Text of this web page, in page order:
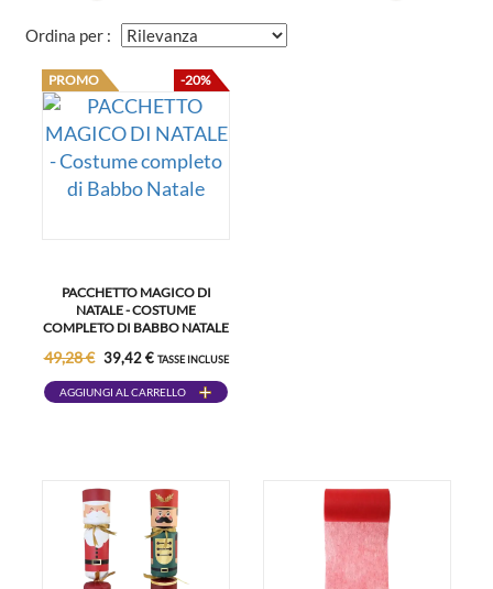
Ordina per :
PROMO -20%
PACCHETTO MAGICO DI
NATALE - COSTUME
COMPLETO DI BABBO NATALE
49,28 € 39,42 € TASSE INCLUSE
AGGIUNGI AL CARRELLO